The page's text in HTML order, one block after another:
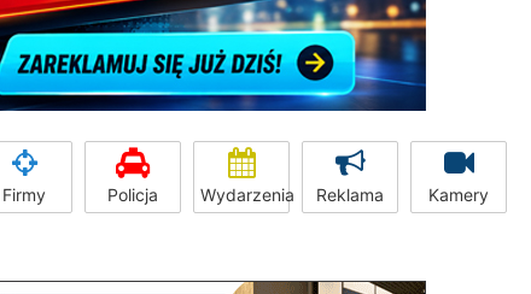
Firmy Policja Wydarzenia Reklama Kamery